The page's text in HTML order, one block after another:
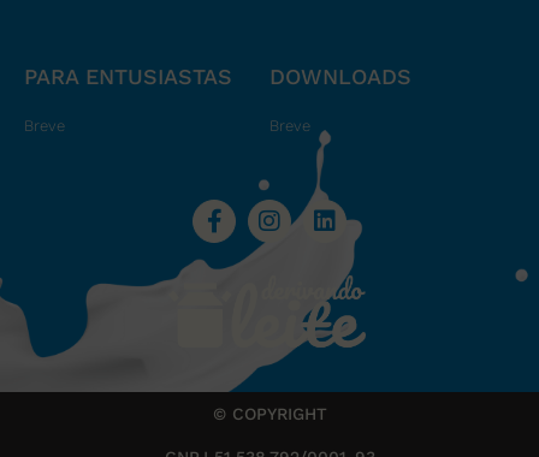
PARA ENTUSIASTAS
Breve
DOWNLOADS
Breve
© COPYRIGHT